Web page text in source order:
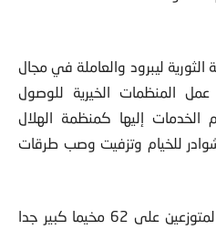
ليبرود والعاملة في مجال
المنظمات الخيرية للوصول
الخدمات إليها كمنظمة الهلال
للخيام وتزفيت وصب طرقات
ولفت إلى أن احتياج النازحين المتوزعين على 62 مخيما كبير جدا